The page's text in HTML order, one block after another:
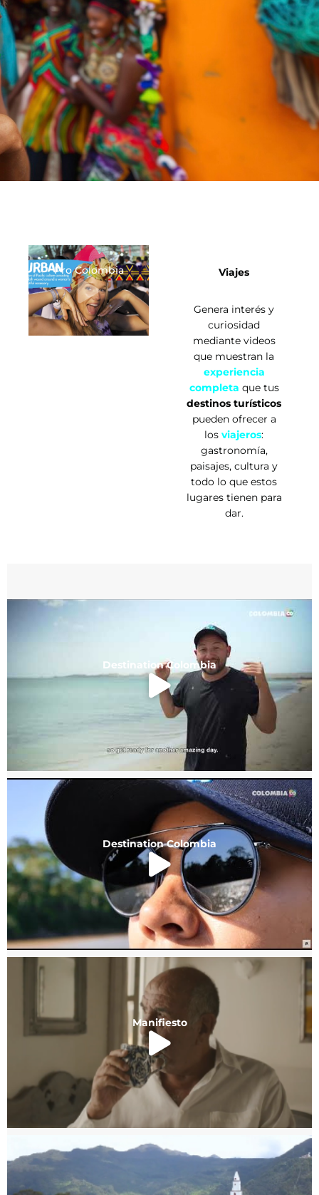
Pro Colombia Viajes
Genera interés y
curiosidad
mediante videos
que muestran la
experiencia
completa que tus
destinos turísticos
pueden ofrecer a
losviajeros:
gastronomía,
paisajes, cultura y
todo lo que estos
lugares tienen para
dar.
Destination Colombia
Destination Colombia
Manifiesto